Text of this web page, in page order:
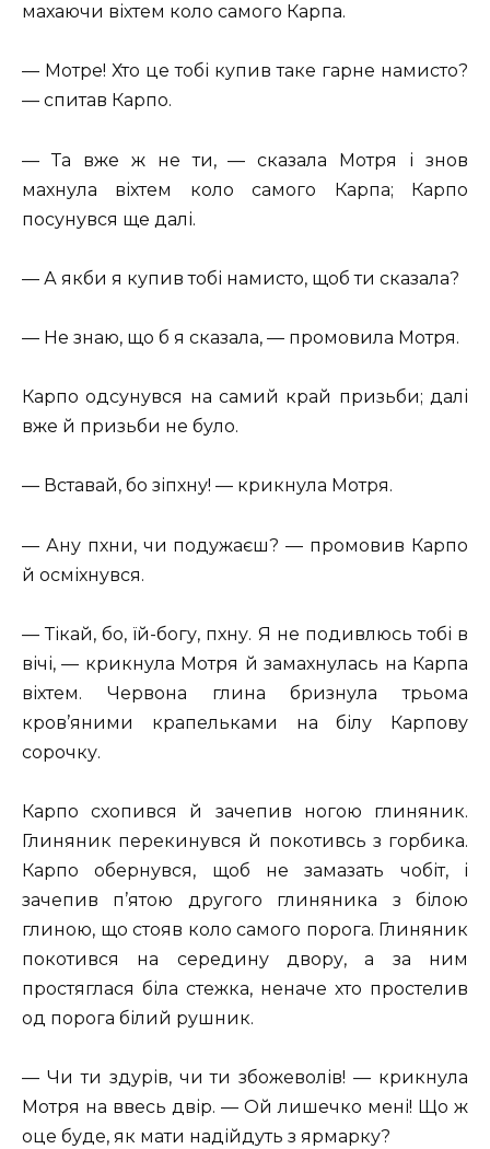
махаючи віхтем коло самого Карпа.
— Мотре! Хто це тобі купив таке гарне намисто?
— спитав Карпо.
— Та вже ж не ти, — сказала Мотря і знов
махнула віхтем коло самого Карпа; Карпо
посунувся ще далі.
— А якби я купив тобі намисто, щоб ти сказала?
— Не знаю, що б я сказала, — промовила Мотря.
Карпо одсунувся на самий край призьби; далі
вже й призьби не було.
— Вставай, бо зіпхну! — крикнула Мотря.
— Ану пхни, чи подужаєш? — промовив Карпо
й осміхнувся.
— Тікай, бо, їй-богу, пхну. Я не подивлюсь тобі в
вічі, — крикнула Мотря й замахнулась на Карпа
віхтем. Червона глина бризнула трьома
кров’яними крапельками на білу Карпову
сорочку.
Карпо схопився й зачепив ногою глиняник.
Глиняник перекинувся й покотивсь з горбика.
Карпо обернувся, щоб не замазать чобіт, і
зачепив п’ятою другого глиняника з білою
глиною, що стояв коло самого порога. Глиняник
покотився на середину двору, а за ним
простяглася біла стежка, неначе хто простелив
од порога білий рушник.
— Чи ти здурів, чи ти збожеволів! — крикнула
Мотря на ввесь двір. — Ой лишечко мені! Що ж
оце буде, як мати надійдуть з ярмарку?